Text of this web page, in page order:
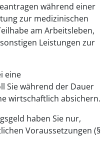
während einer
zur medizinischen
am Arbeitsleben,
Leistungen zur
eine
Sie während der Dauer
wirtschaftlich absichern.
haben Sie nur,
Voraussetzungen (§